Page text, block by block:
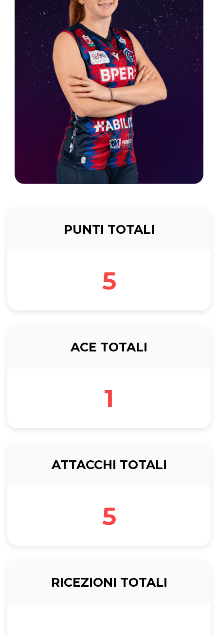
PUNTI TOTALI
5
ACE TOTALI
1
ATTACCHI TOTALI
5
RICEZIONI TOTALI